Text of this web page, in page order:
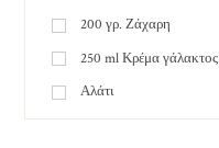
200 γρ. Ζάχαρη
250 ml Κρέμα γάλακτος
Αλάτι